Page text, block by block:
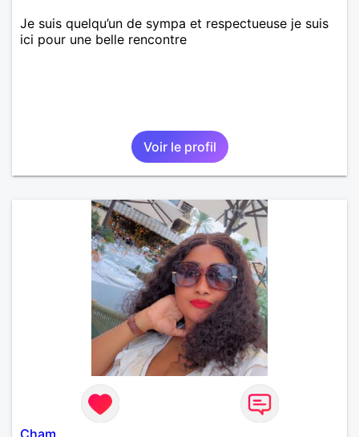
Je suis quelqu’un de sympa et respectueuse je suis
ici pour une belle rencontre
Voir le profil
Cham